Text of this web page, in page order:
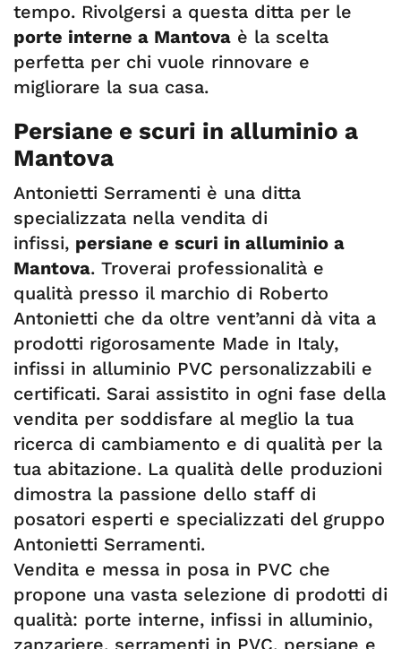
tempo. Rivolgersi a questa ditta per le
porte interne a Mantova è la scelta
perfetta per chi vuole rinnovare e
migliorare la sua casa.
Persiane e scuri in alluminio a
Mantova
Antonietti Serramenti è una ditta
specializzata nella vendita di
infissi, persiane e scuri in alluminio a
Mantova. Troverai professionalità e
qualità presso il marchio di Roberto
Antonietti che da oltre vent’anni dà vita a
prodotti rigorosamente Made in Italy,
infissi in alluminio PVC personalizzabili e
certificati. Sarai assistito in ogni fase della
vendita per soddisfare al meglio la tua
ricerca di cambiamento e di qualità per la
tua abitazione. La qualità delle produzioni
dimostra la passione dello staff di
posatori esperti e specializzati del gruppo
Antonietti Serramenti.
Vendita e messa in posa in PVC che
propone una vasta selezione di prodotti di
qualità: porte interne, infissi in alluminio,
zanzariere, serramenti in PVC, persiane e